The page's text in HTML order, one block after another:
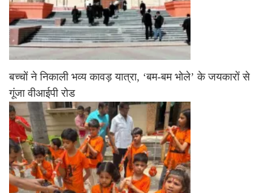
बच्चों ने निकाली भव्य कावड़ यात्रा, ‘बम-बम भोले’ के जयकारों से
गूंजा वीआईपी रोड